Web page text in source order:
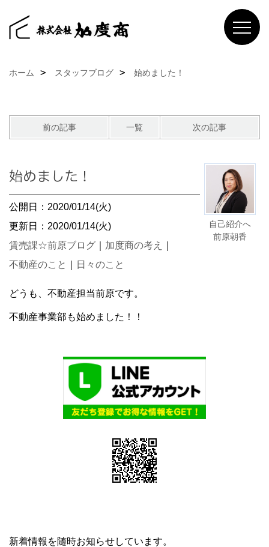
ホーム スタッフブログ 始めました！
前の記事 一覧 次の記事
自己紹介へ
前原朝香
始めました！
公開日：2020/01/14(火)
更新日：2020/01/14(火)
賃売課☆前原ブログ
加度商の考え
不動産のこと
日々のこと
どうも、不動産担当前原です。
不動産事業部も始めました！！
新着情報を随時お知らせしています。